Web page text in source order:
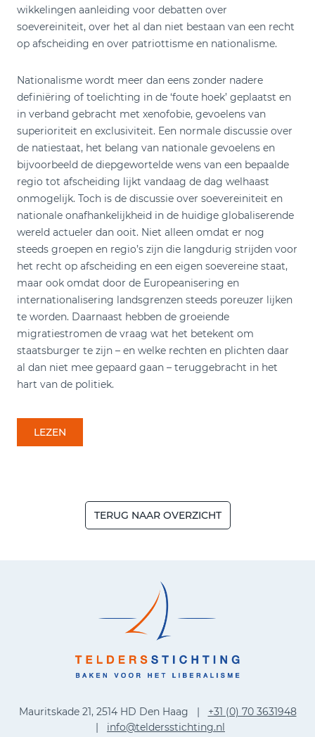
wikkelingen aanleiding voor debatten over
soevereiniteit, over het al dan niet bestaan van een recht
op afscheiding en over patriottisme en nationalisme.
Nationalisme wordt meer dan eens zonder nadere
definiëring of toelichting in de ‘foute hoek’ geplaatst en
in verband gebracht met xenofobie, gevoelens van
superioriteit en exclusiviteit. Een normale discussie over
de natiestaat, het belang van nationale gevoelens en
bijvoorbeeld de diepgewortelde wens van een bepaalde
regio tot afscheiding lijkt vandaag de dag welhaast
onmogelijk. Toch is de discussie over soevereiniteit en
nationale onafhankelijkheid in de huidige globaliserende
wereld actueler dan ooit. Niet alleen omdat er nog
steeds groepen en regio’s zijn die langdurig strijden voor
het recht op afscheiding en een eigen soevereine staat,
maar ook omdat door de Europeanisering en
internationalisering landsgrenzen steeds poreuzer lijken
te worden. Daarnaast hebben de groeiende
migratiestromen de vraag wat het betekent om
staatsburger te zijn – en welke rechten en plichten daar
al dan niet mee gepaard gaan – teruggebracht in het
hart van de politiek.
LEZEN
TERUG NAAR OVERZICHT
Mauritskade 21, 2514 HD Den Haag | +31 (0) 70 3631948
| info@teldersstichting.nl